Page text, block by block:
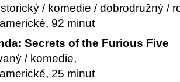
/ komedie / dobrodružný /
92 minut
Secrets of the Furious Five
/ komedie,
25 minut